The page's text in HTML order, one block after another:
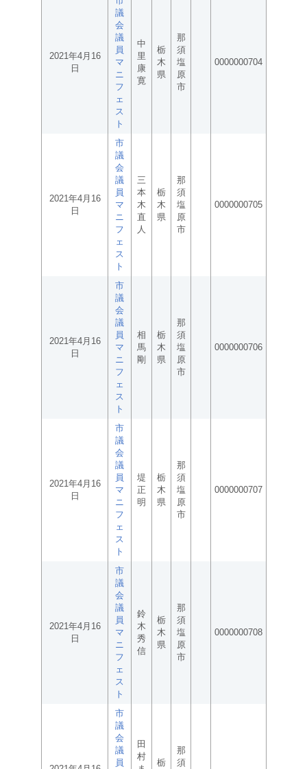
2021年4月16
日
議
会
議
員
マ
ニ
フ
ェ
ス
ト
中
里
康
寛
栃
木
県
那
須
塩
原
市
0000000704
2021年4月16
日
市
議
会
議
員
マ
ニ
フ
ェ
ス
ト
三
本
木
直
人
栃
木
県
那
須
塩
原
市
0000000705
2021年4月16
日
市
議
会
議
員
マ
ニ
フ
ェ
ス
ト
相
馬
剛
栃
木
県
那
須
塩
原
市
0000000706
2021年4月16
日
市
議
会
議
員
マ
ニ
フ
ェ
ス
ト
堤
正
明
栃
木
県
那
須
塩
原
市
0000000707
2021年4月16
日
市
議
会
議
員
マ
ニ
フ
ェ
ス
ト
鈴
木
秀
信
栃
木
県
那
須
塩
原
市
0000000708
市
議
会
議
員
田
村
栃
那
須